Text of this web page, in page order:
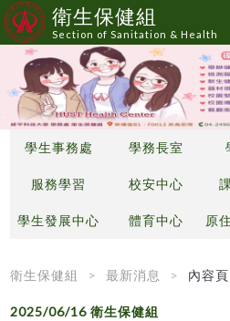
衛生保健組
Section of Sanitation & Health
學生事務處 學務長室
服務學習
校安中心
學生發展中心 體育中心
原
衛生保健組 最新消息 內容頁
2025/06/16衛生保健組